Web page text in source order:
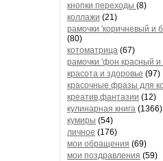
кнопки переходы (8)
коллажи (21)
рамочки 'коричневый и
(80)
котоматрица (67)
рамочки 'фон красный и
красота и здоровье (97)
красочные фразы для
креатив,фантазии (12)
кулинарная книга (1366)
кумиры (54)
личное (176)
мои обращения (69)
мои поздравления (59)